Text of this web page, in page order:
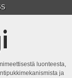
luonteesta,
ja